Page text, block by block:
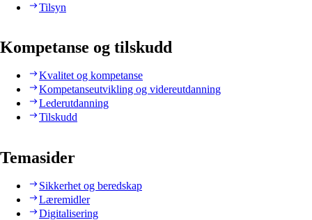
Tilsyn
Kompetanse og tilskudd
Kvalitet og kompetanse
Kompetanseutvikling og videreutdanning
Lederutdanning
Tilskudd
Temasider
Sikkerhet og beredskap
Læremidler
Digitalisering